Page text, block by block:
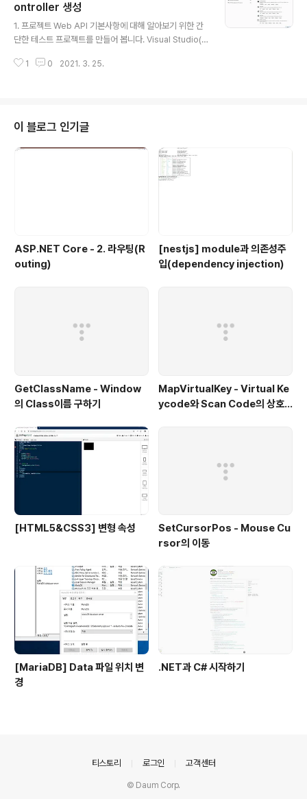
cliel.com 다음은 예제로 작성된 액션 메서드입니다. [Htt
pGet] public string Get() { return "hello"; } 예제에
서 작성된 Get() 메서드는 HttpGet 어트리뷰트에 따라
ontroller 생성
1. 프로젝트 Web API 기본사항에 대해 알아보기 위한 간
단한 테스트 프로젝트를 만들어 봅니다. Visual Studio(2
Web API (C#)'프로젝트로 선택하고 'Next'버튼을 눌러
eatherForecast.cs 파일과 Controller에 WeatherF
orecastController.cs 파일이 있을 텐데 해당 파일을 삭
제하고 Controllers에서 마우스 오른쪽 버튼을 눌러 Ad
d -> Controller를 선택해 줍니다. 참고로 새로 생성할..
1 0 2021. 3. 25.
이 블로그 인기글
ASP.NET Core - 2. 라우팅(R
outing)
[nestjs] module과 의존성주
입(dependency injection)
GetClassName - Window
의 Class이름 구하기
MapVirtualKey - Virtual Ke
ycode와 Scan Code의 상호
[HTML5&CSS3] 변형 속성
SetCursorPos - Mouse Cu
rsor의 이동
[MariaDB] Data 파일 위치 변
경
.NET과 C# 시작하기
티스토리 로그인 고객센터
© Daum Corp.